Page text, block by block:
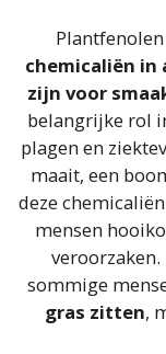
chemicaliën
zijn voor
belangrijke rol
plagen en
maait, een
deze
mensen
sommige
gras zitten,